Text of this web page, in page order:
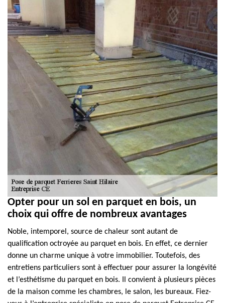
Opter pour un sol en parquet en bois, un
choix qui offre de nombreux avantages
Noble, intemporel, source de chaleur sont autant de
qualification octroyée au parquet en bois. En effet, ce dernier
donne un charme unique à votre immobilier. Toutefois, des
entretiens particuliers sont à effectuer pour assurer la longévité
et l’esthétisme du parquet en bois. Il convient à plusieurs pièces
de la maison comme les chambres, le salon, les bureaux. Fiez-